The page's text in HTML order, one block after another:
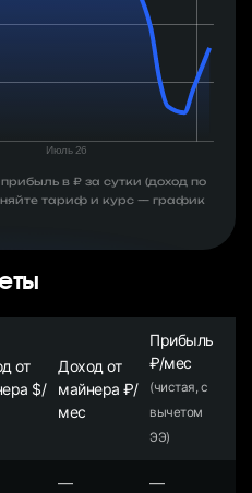
в ₽ за сутки (доход по
тариф и курс — график
от
$/
Доход от
майнера ₽/
мес
Прибыль
₽/мес
(чистая, с
вычетом
ЭЭ)
— —